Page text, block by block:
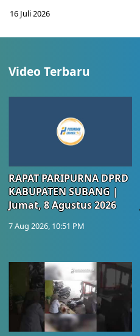
16 Juli 2026
Video Terbaru
RAPAT PARIPURNA DPRD
KABUPATEN SUBANG |
Jumat, 8 Agustus 2026
7 Aug 2026, 10:51 PM